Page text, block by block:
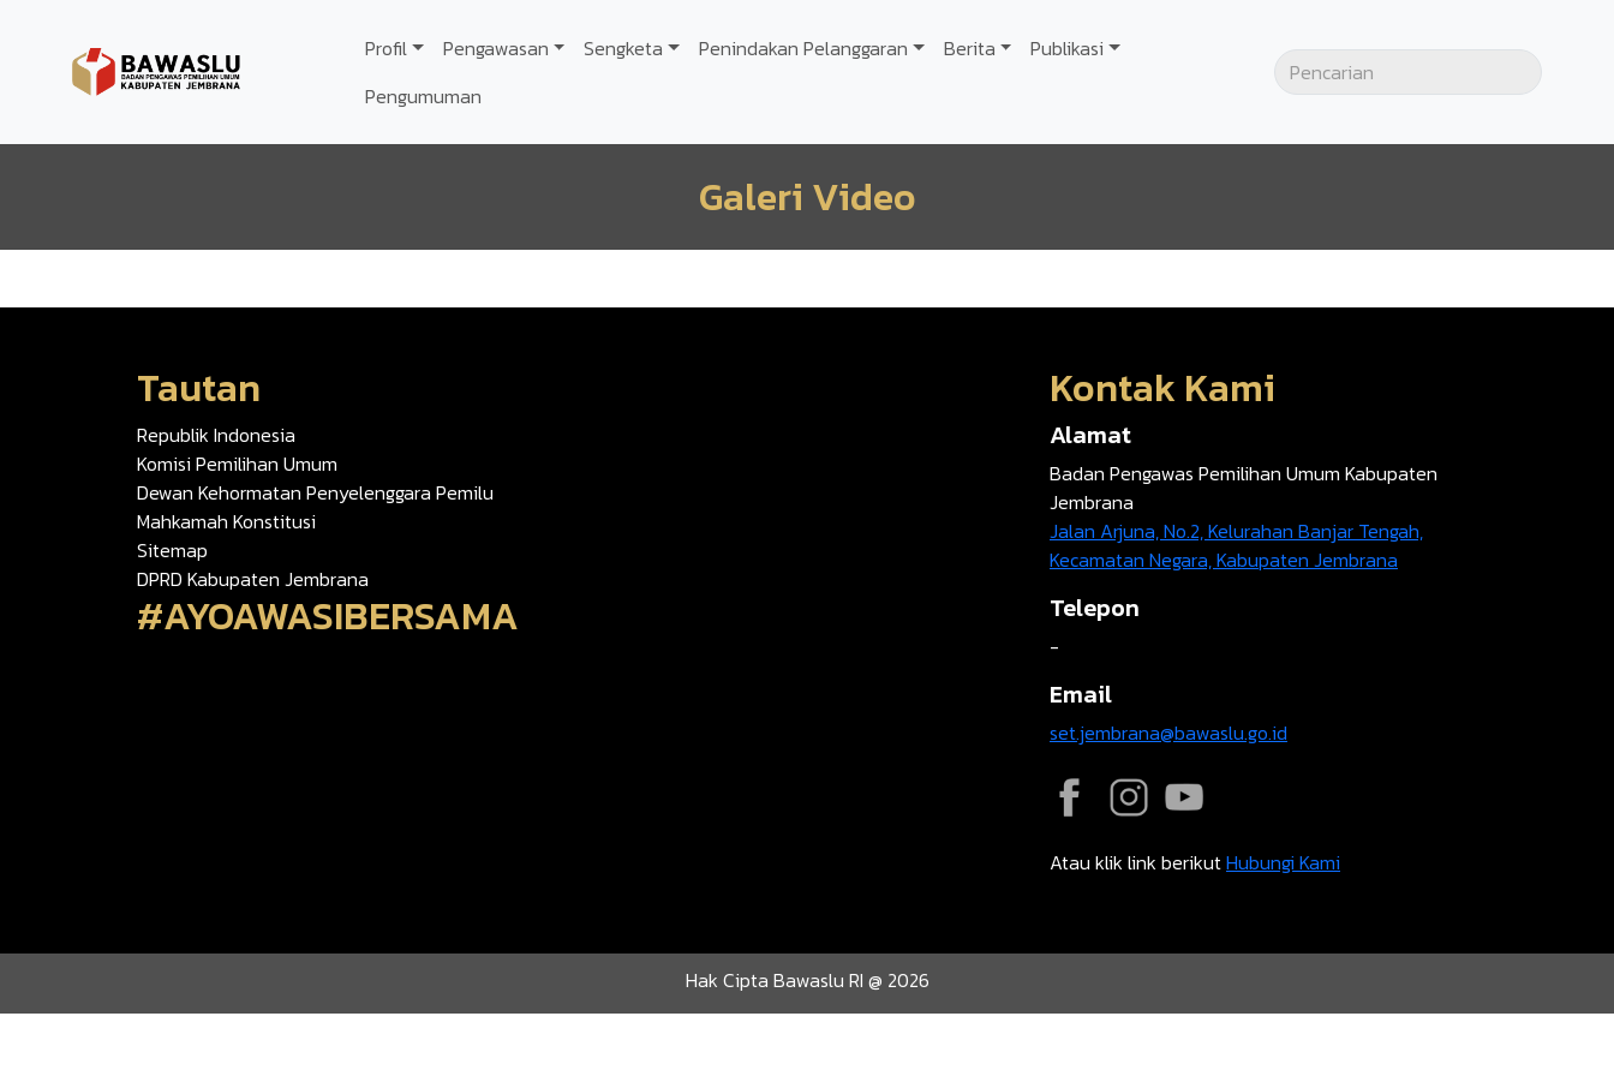
Profil
Pengawasan Sengketa Penindakan Pelanggaran Berita
Publikasi
Pengumuman
Galeri Video
Tautan
Republik Indonesia
Komisi Pemilihan Umum
Dewan Kehormatan Penyelenggara Pemilu
Mahkamah Konstitusi
Sitemap
DPRD Kabupaten Jembrana
#AYOAWASIBERSAMA
Kontak Kami
Alamat
Badan Pengawas Pemilihan Umum Kabupaten
Jembrana
Jalan Arjuna, No.2, Kelurahan Banjar Tengah,
Kecamatan Negara, Kabupaten Jembrana
Telepon
-
Email
set.jembrana@bawaslu.go.id
Atau klik link berikutHubungi Kami
Hak Cipta Bawaslu RI @ 2026